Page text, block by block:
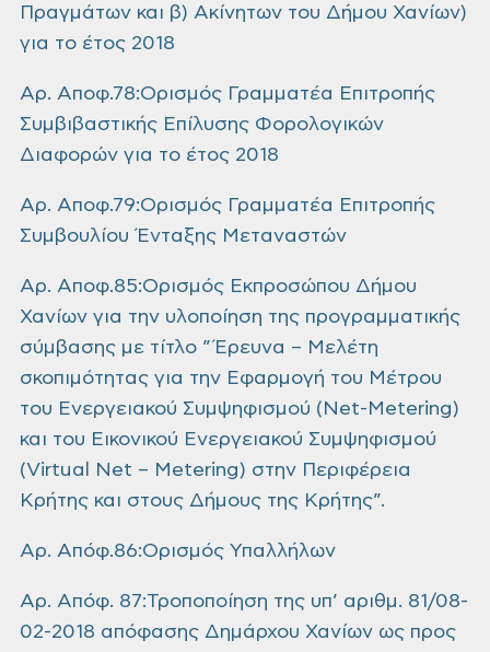
Πραγμάτων και β) Ακίνητων του Δήμου Χανίων)
για το έτος 2018
Αρ. Αποφ.78:Ορισμός Γραμματέα Επιτροπής
Συμβιβαστικής Επίλυσης Φορολογικών
Διαφορών για το έτος 2018
Αρ. Αποφ.79:Ορισμός Γραμματέα Επιτροπής
Συμβουλίου Ένταξης Μεταναστών
Αρ. Αποφ.85:Ορισμός Εκπροσώπου Δήμου
Χανίων για την υλοποίηση της προγραμματικής
σύμβασης με τίτλο ”Έρευνα – Μελέτη
σκοπιμότητας για την Εφαρμογή του Μέτρου
του Ενεργειακού Συμψηφισμού (Net-Metering)
και του Εικονικού Ενεργειακού Συμψηφισμού
(Virtual Net – Metering) στην Περιφέρεια
Κρήτης και στους Δήμους της Κρήτης”.
Αρ. Απόφ.86:Ορισμός Υπαλλήλων
Αρ. Απόφ. 87:Τροποποίηση της υπ’ αριθμ. 81/08-
02-2018 απόφασης Δημάρχου Χανίων ως προς